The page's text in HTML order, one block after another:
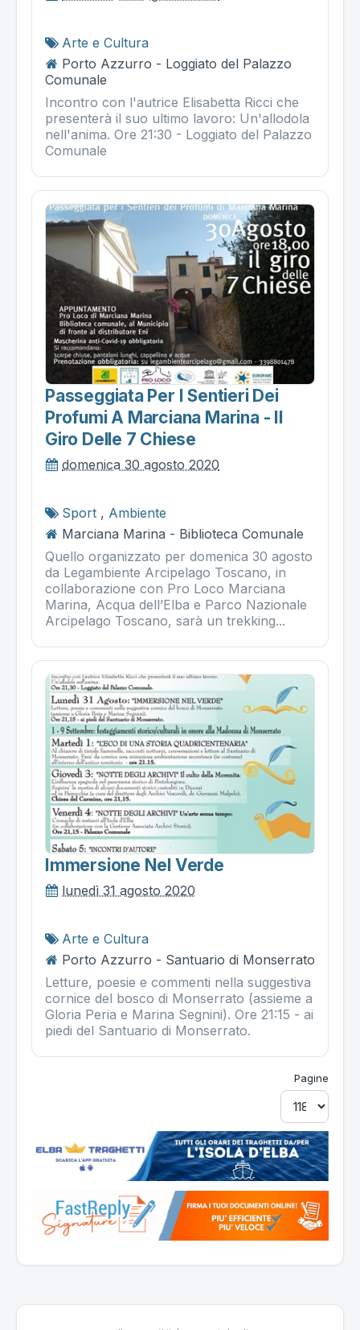
Arte e Cultura
Porto Azzurro - Loggiato del Palazzo
Comunale
Incontro con l'autrice Elisabetta Ricci che
presenterà il suo ultimo lavoro: Un'allodola
nell'anima. Ore 21:30 - Loggiato del Palazzo
Comunale
Passeggiata Per I Sentieri Dei
Profumi A Marciana Marina - Il
Giro Delle 7 Chiese
domenica 30 agosto 2020
Sport , Ambiente
Marciana Marina - Biblioteca Comunale
Quello organizzato per domenica 30 agosto
da Legambiente Arcipelago Toscano, in
collaborazione con Pro Loco Marciana
Marina, Acqua dell’Elba e Parco Nazionale
Arcipelago Toscano, sarà un trekking...
Immersione Nel Verde
lunedì 31 agosto 2020
Arte e Cultura
Porto Azzurro - Santuario di Monserrato
Letture, poesie e commenti nella suggestiva
cornice del bosco di Monserrato (assieme a
Gloria Peria e Marina Segnini). Ore 21:15 - ai
piedi del Santuario di Monserrato.
Pagine